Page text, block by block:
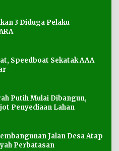
3 Diduga Pelaku
Speedboat Sekatak AAA
Putih Mulai Dibangun,
Penyediaan Lahan
Jalan Desa Atap
Perbatasan